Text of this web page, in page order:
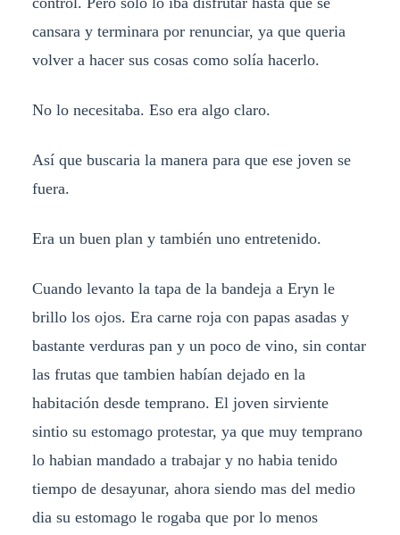
cansara y terminara por renunciar, ya que queria
volver a hacer sus cosas como solía hacerlo.
No lo necesitaba. Eso era algo claro.
Así que buscaria la manera para que ese joven se
fuera.
Era un buen plan y también uno entretenido.
Cuando levanto la tapa de la bandeja a Eryn le
brillo los ojos. Era carne roja con papas asadas y
bastante verduras pan y un poco de vino, sin contar
las frutas que tambien habían dejado en la
habitación desde temprano. El joven sirviente
sintio su estomago protestar, ya que muy temprano
lo habian mandado a trabajar y no habia tenido
tiempo de desayunar, ahora siendo mas del medio
dia su estomago le rogaba que por lo menos